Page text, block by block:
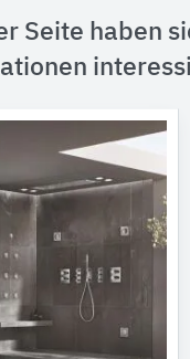
Seite haben